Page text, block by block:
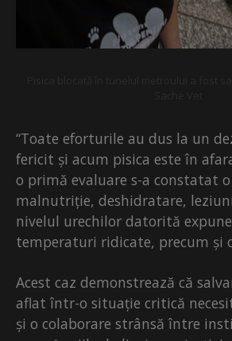
“Toate eforturile au dus la un
fericit și acum pisica este în
o primă evaluare s-a constatat
malnutriție, deshidratare,
nivelul urechilor datorită
temperaturi ridicate, precum și
Acest caz demonstrează că
aflat într-o situație critică
și o colaborare strânsă între